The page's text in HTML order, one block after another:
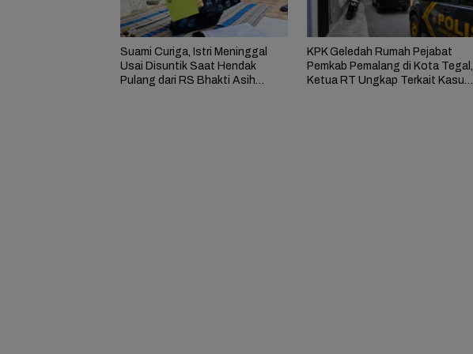
Suami Curiga, Istri Meninggal
Usai Disuntik Saat Hendak
Pulang dari RS Bhakti Asih
KPK Geledah Rumah Pejabat
Pemkab Pemalang di Kota Tegal,
Ketua RT Ungkap Terkait Kasus